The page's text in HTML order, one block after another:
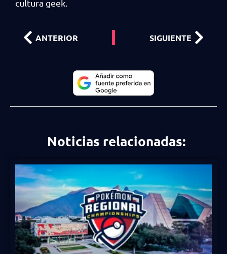
cultura geek.
ANTERIOR SIGUIENTE
Noticias relacionadas: